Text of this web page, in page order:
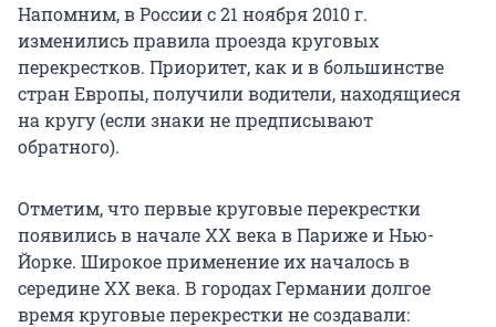
Напомним, в России с 21 ноября 2010 г.
изменились правила проезда круговых
перекрестков. Приоритет, как и в большинстве
стран Европы, получили водители, находящиеся
на кругу (если знаки не предписывают
обратного).
Отметим, что первые круговые перекрестки
появились в начале ХХ века в Париже и Нью-
Йорке. Широкое применение их началось в
середине ХХ века. В городах Германии долгое
время круговые перекрестки не создавали: